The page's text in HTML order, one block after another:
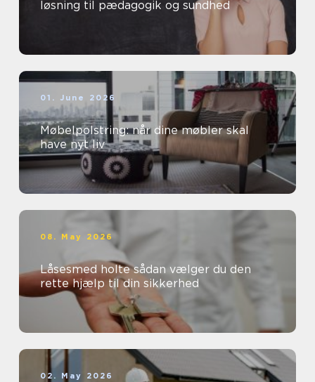
løsning til pædagogik og sundhed
01. June 2026
Møbelpolstring: når dine møbler skal
have nyt liv
08. May 2026
Låsesmed holte sådan vælger du den
rette hjælp til din sikkerhed
02. May 2026